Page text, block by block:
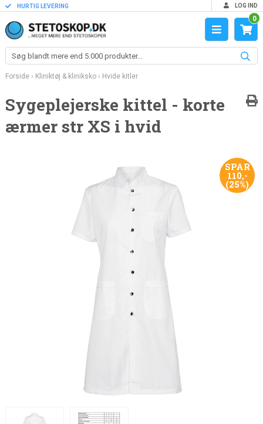
HURTIG LEVERING LOG IND
0
Forside› Kliniktøj & kliniksko› Hvide kitler
Sygeplejerske kittel - korte
ærmer str XS i hvid
SPAR
110,-
(25%)